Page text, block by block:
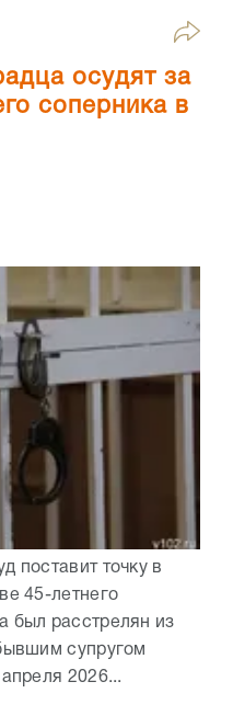
осудят за
соперника в
поставит точку в
45-летнего
был расстрелян из
супругом
2026...